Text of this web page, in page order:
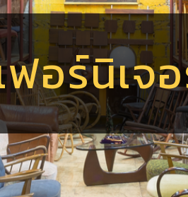
อร์นิเจ